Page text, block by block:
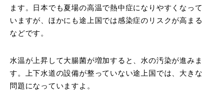
ます。日本でも夏場の高温で熱中症になりやすくなって
いますが、ほかにも途上国では感染症のリスクが高まる
などです。
水温が上昇して大腸菌が増加すると、水の汚染が進みま
す。上下水道の設備が整っていない途上国では、大きな
問題になっていますよ。